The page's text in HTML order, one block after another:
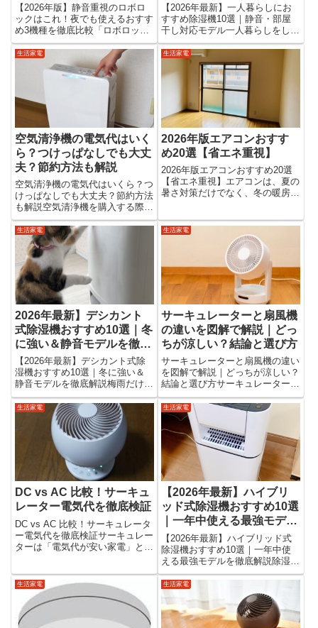
底比較
【2026年版】静音重視のロボロ
ックはこれ！夜でも使えるおすす
め3機種を徹底比較「ロボロック
は夜でも使えるくらい静か？」
「マンションやアパートでも気兼
ねなく使えるモデルはどれ？」ロ
ボット掃除機を選ぶ際、吸引力や
水拭き性能だけでなく「運転
音」...
【2026年最新】一人暮らしにお
すすめ除湿機10選｜静音・部屋
干し対応モデル一人暮らしをして
いると、部屋の湿気や洗濯物の乾
きに悩むことはありませんか？特
に梅雨の時期や雨の日は、部屋干
しのニオイやカビが気になる方も
多いと思います。「一人暮らし...
生活家電
空気清浄機の電気代はいく
ら？つけっぱなしでも大丈
夫？節約方法も解説
空気清浄機の電気代はいくら？つ
けっぱなしでも大丈夫？節約方法
も解説空気清浄機を購入する際に
気になるのが電気代です。「つけ
っぱなしにしても大丈夫？」「1
ヶ月の電気代はいくら？」「電気
代は高いの？」このような疑問を
持つ方は多いのではないでしょ
う...
生活家電
2026年版エアコンおすす
め20選【省エネ重視】
2026年版エアコンおすすめ20選
【省エネ重視】エアコンは、夏の
暑さ対策だけでなく、冬の暖房・
ただし、2026年にエアコンを選
ぶなら、「どのメーカーがい
い？」「省エネ性能はどこを見...
生活家電
2026年最新】デシカント
式除湿機おすすめ10選｜冬
に強い＆静音モデルを徹底
解説
【2026年最新】デシカント式除
湿機おすすめ10選｜冬に強い＆
静音モデルを徹底解説梅雨だけで
なく、冬の結露や部屋干し対策に
も活躍するのが「デシカント式除
湿機」です。コンプレッサー式と
違い、低温でもしっかり除湿でき
るため「冬でも使える除湿機が...
生活家電
サーキュレーターと扇風機
の違いを図解で解説｜どっ
ちが涼しい？結論と選び方
サーキュレーターと扇風機の違い
を図解で解説｜どっちが涼しい？
結論と選び方サーキュレーターと
扇風機は見た目が似ていますが、
役割・風の性質・使い方がまった
く違う家電です。「どっちが涼し
いの？」「代わりに使える？」
「電気代はどっちが安い？」この
疑...
生活家電
DC vs AC 比較！サーキュ
レーター電気代を徹底検証
DC vs AC 比較！サーキュレータ
ー電気代を徹底検証サーキュレー
ターは「電気代が安い家電」と言
丈夫？」と疑問に思う方も多いで
すよね。結論から言うと、使い方
次第で電気代は大きく...
生活家電
【2026年最新】ハイブリ
ッド式除湿機おすすめ10選
｜一年中使える最強モデル
を徹底解説
【2026年最新】ハイブリッド式
除湿機おすすめ10選｜一年中使
える最強モデルを徹底解説除湿機
を選ぶときに最近人気なのが「ハ
イブリッド式除湿機」です。コン
プレッサー式とデシカント式の両
方のメリットを持ち、一年中使え
る万能タイプとして注目されて...
生活家電 生活家電